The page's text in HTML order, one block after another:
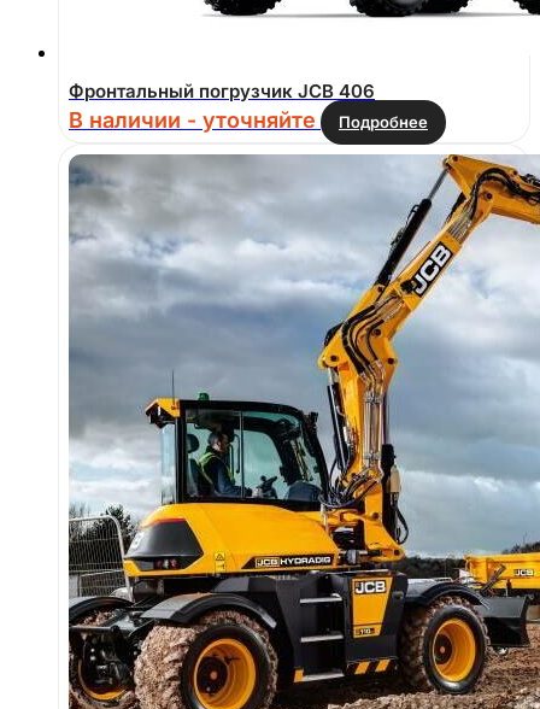
Фронтальный погрузчик JCB 406
В наличии - уточняйте Подробнее